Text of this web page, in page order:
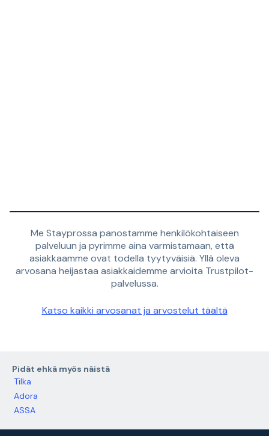
Me Stayprossa panostamme henkilökohtaiseen
palveluun ja pyrimme aina varmistamaan, että
asiakkaamme ovat todella tyytyväisiä. Yllä oleva
arvosana heijastaa asiakkaidemme arvioita Trustpilot-
palvelussa.
Katso kaikki arvosanat ja arvostelut täältä
Pidät ehkä myös näistä
Tilka
Adora
ASSA